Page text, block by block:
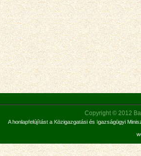
Copyright © 2012
A honlapfelújítást a Közigazgatási és Igazságügyi